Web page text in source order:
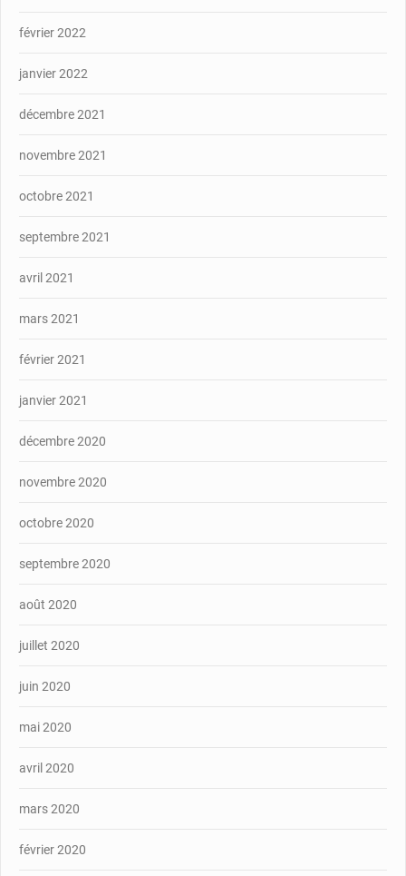
février 2022
janvier 2022
décembre 2021
novembre 2021
octobre 2021
septembre 2021
avril 2021
mars 2021
février 2021
janvier 2021
décembre 2020
novembre 2020
octobre 2020
septembre 2020
août 2020
juillet 2020
juin 2020
mai 2020
avril 2020
mars 2020
février 2020